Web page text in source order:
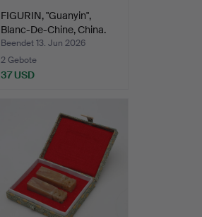
FIGURIN, "Guanyin",
Blanc-De-Chine, China.
Beendet 13. Jun 2026
2 Gebote
37 USD